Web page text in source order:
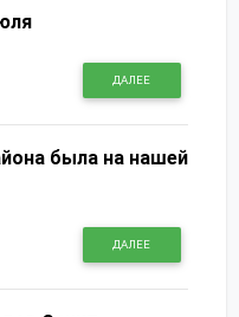
ДАЛЕЕ
была на нашей
ДАЛЕЕ